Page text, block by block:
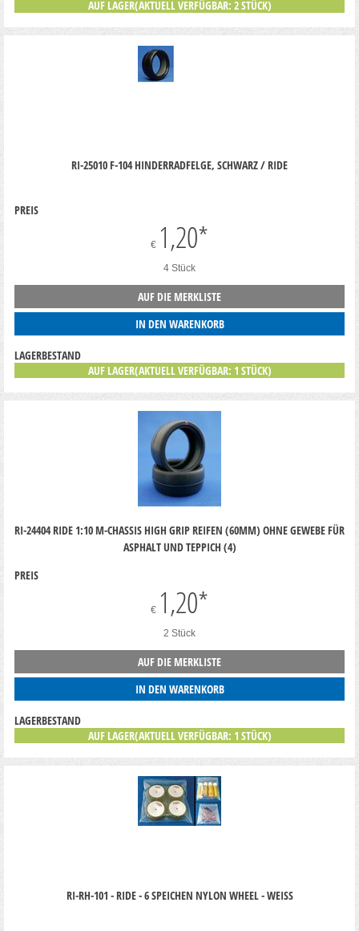
AUF LAGER(AKTUELL VERFÜGBAR: 2 STÜCK)
RI-25010 F-104 HINDERRADFELGE, SCHWARZ / RIDE
PREIS
€ 1,20*
4 Stück
AUF DIE MERKLISTE
IN DEN WARENKORB
LAGERBESTAND
AUF LAGER(AKTUELL VERFÜGBAR: 1 STÜCK)
RI-24404 RIDE 1:10 M-CHASSIS HIGH GRIP REIFEN (60MM) OHNE GEWEBE FÜR
ASPHALT UND TEPPICH (4)
PREIS
€ 1,20*
2 Stück
AUF DIE MERKLISTE
IN DEN WARENKORB
LAGERBESTAND
AUF LAGER(AKTUELL VERFÜGBAR: 1 STÜCK)
RI-RH-101 - RIDE - 6 SPEICHEN NYLON WHEEL - WEISS